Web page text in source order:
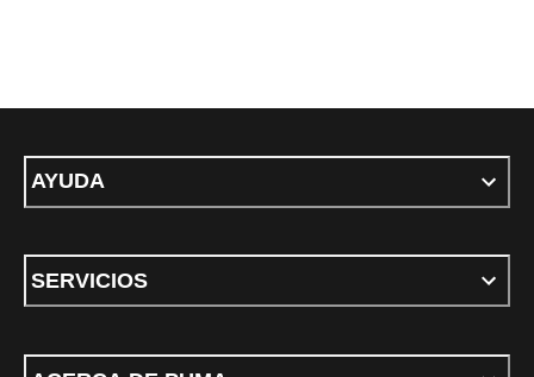
AYUDA
SERVICIOS